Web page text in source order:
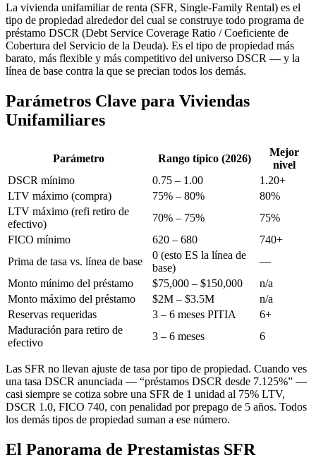
La vivienda unifamiliar de renta (SFR, Single-Family Rental) es el
tipo de propiedad alrededor del cual se construye todo programa de
préstamo DSCR (Debt Service Coverage Ratio / Coeficiente de
Cobertura del Servicio de la Deuda). Es el tipo de propiedad más
barato, más flexible y más competitivo del universo DSCR — y la
línea de base contra la que se precian todos los demás.
Parámetros Clave para Viviendas
Unifamiliares
Parámetro Rango típico (2026)
Mejor
nivel
DSCR mínimo
0.75 – 1.00
1.20+
LTV máximo (compra)
75% – 80%
80%
LTV máximo (refi retiro de
efectivo)
70% – 75%
75%
FICO mínimo
620 – 680
740+
Prima de tasa vs. línea de base
0 (esto ES la línea de
base)
—
Monto mínimo del préstamo
$75,000 – $150,000
n/a
Monto máximo del préstamo
$2M – $3.5M
n/a
Reservas requeridas
3 – 6 meses PITIA
6+
Maduración para retiro de
efectivo
3 – 6 meses 6
Las SFR no llevan ajuste de tasa por tipo de propiedad. Cuando ves
una tasa DSCR anunciada — “préstamos DSCR desde 7.125%” —
casi siempre se cotiza sobre una SFR de 1 unidad al 75% LTV,
DSCR 1.0, FICO 740, con penalidad por prepago de 5 años. Todos
los demás tipos de propiedad suman a ese número.
El Panorama de Prestamistas SFR